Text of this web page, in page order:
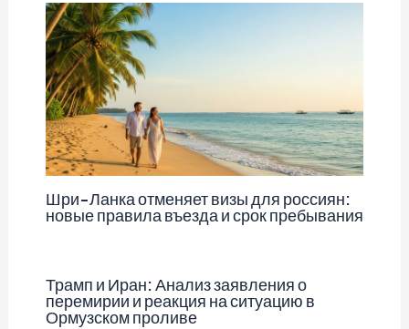
Шри-Ланка отменяет визы для россиян:
новые правила въезда и срок пребывания
Трамп и Иран: Анализ заявления о
перемирии и реакция на ситуацию в
Ормузском проливе